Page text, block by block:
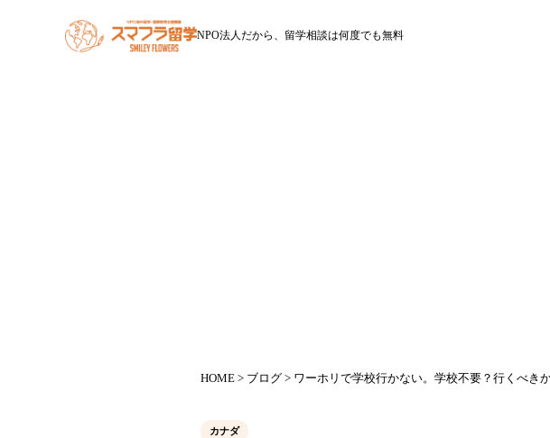
NPO法人だから、留学相談は何度でも無料
HOME > ブログ > ワーホリで学校行かない。学校不要？行くべき
カナダ